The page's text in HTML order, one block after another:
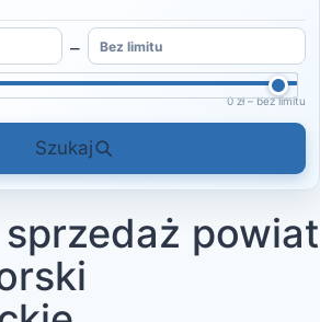
–
0 zł – bez limitu
Szukaj
powiat